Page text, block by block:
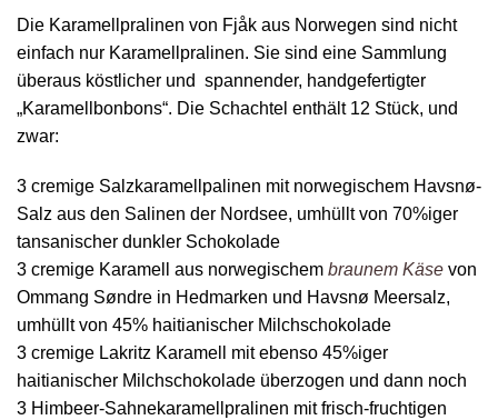
Die Karamellpralinen von Fjåk aus Norwegen sind nicht
einfach nur Karamellpralinen. Sie sind eine Sammlung
überaus köstlicher und spannender, handgefertigter
„Karamellbonbons“. Die Schachtel enthält 12 Stück, und
zwar:
3 cremige Salzkaramellpalinen mit norwegischem Havsnø-
Salz aus den Salinen der Nordsee, umhüllt von 70%iger
tansanischer dunkler Schokolade
3 cremige Karamell aus norwegischem braunem Käse von
Ommang Søndre in Hedmarken und Havsnø Meersalz,
umhüllt von 45% haitianischer Milchschokolade
3 cremige Lakritz Karamell mit ebenso 45%iger
haitianischer Milchschokolade überzogen und dann noch
3 Himbeer-Sahnekaramellpralinen mit frisch-fruchtigen